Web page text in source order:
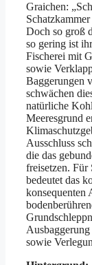
Graichen:
Doch so groß
so gering ist
Fischerei mit
sowie
Baggerungen
schwächen
natürliche
Meeresgrund
Ausschluss
die das
freisetzen. Für
bedeutet das
konsequenten
sowie